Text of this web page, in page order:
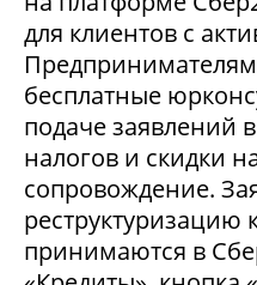
для клиентов с
бесплатные
подаче заявлений
налогов и скидки
сопровождение.
реструктуризацию
принимаются в